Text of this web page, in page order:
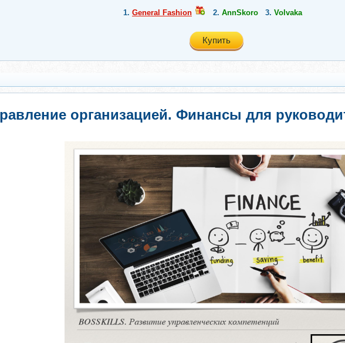
1. General Fashion 2. AnnSkoro 3. Volvaka
Купить
организацией. Финансы для